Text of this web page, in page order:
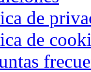
de
de